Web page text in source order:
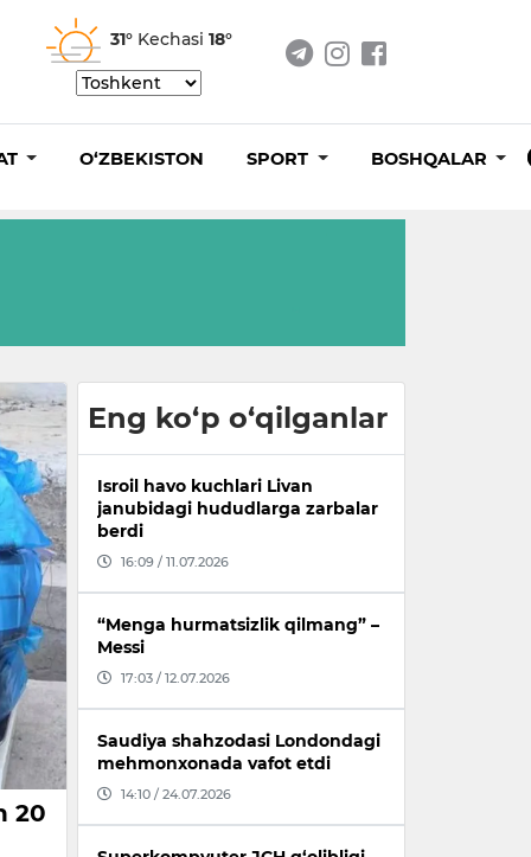
31° Kechasi 18°
O‘ZBEKISTON SPORT BOSHQALAR
20
Eng ko‘p o‘qilganlar
Isroil havo kuchlari Livan
janubidagi hududlarga zarbalar
berdi
16:09 / 11.07.2026
“Menga hurmatsizlik qilmang” –
Messi
17:03 / 12.07.2026
Saudiya shahzodasi Londondagi
mehmonxonada vafot etdi
14:10 / 24.07.2026